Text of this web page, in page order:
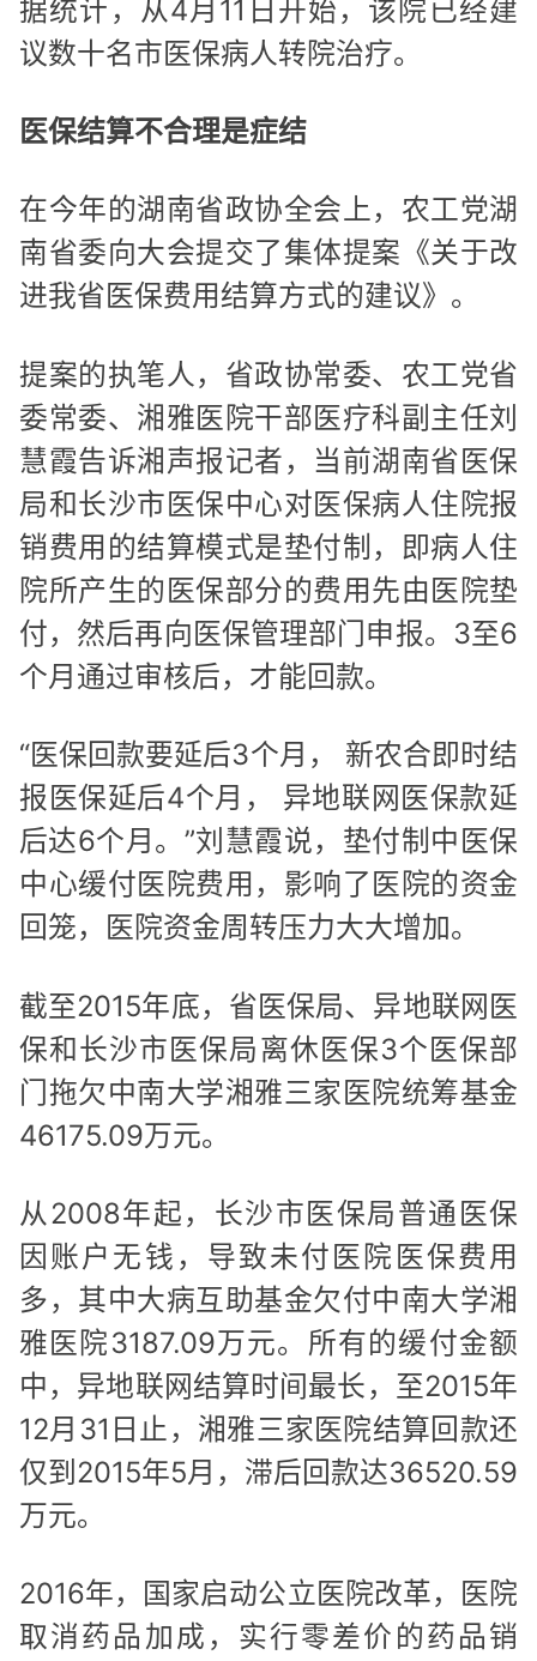
据统计，从4月11日开始，该院已经建
议数十名市医保病人转院治疗。
医保结算不合理是症结
在今年的湖南省政协全会上，农工党湖
南省委向大会提交了集体提案《关于改
进我省医保费用结算方式的建议》。
提案的执笔人，省政协常委、农工党省
委常委、湘雅医院干部医疗科副主任刘
慧霞告诉湘声报记者，当前湖南省医保
局和长沙市医保中心对医保病人住院报
销费用的结算模式是垫付制，即病人住
院所产生的医保部分的费用先由医院垫
付，然后再向医保管理部门申报。3至6
个月通过审核后，才能回款。
“医保回款要延后3个月， 新农合即时结
报医保延后4个月， 异地联网医保款延
后达6个月。”刘慧霞说，垫付制中医保
中心缓付医院费用，影响了医院的资金
回笼，医院资金周转压力大大增加。
截至2015年底，省医保局、异地联网医
保和长沙市医保局离休医保3个医保部
门拖欠中南大学湘雅三家医院统筹基金
46175.09万元。
从2008年起，长沙市医保局普通医保
因账户无钱，导致未付医院医保费用
多，其中大病互助基金欠付中南大学湘
雅医院3187.09万元。所有的缓付金额
中，异地联网结算时间最长，至2015年
12月31日止，湘雅三家医院结算回款还
仅到2015年5月，滞后回款达36520.59
万元。
2016年，国家启动公立医院改革，医院
取消药品加成，实行零差价的药品销